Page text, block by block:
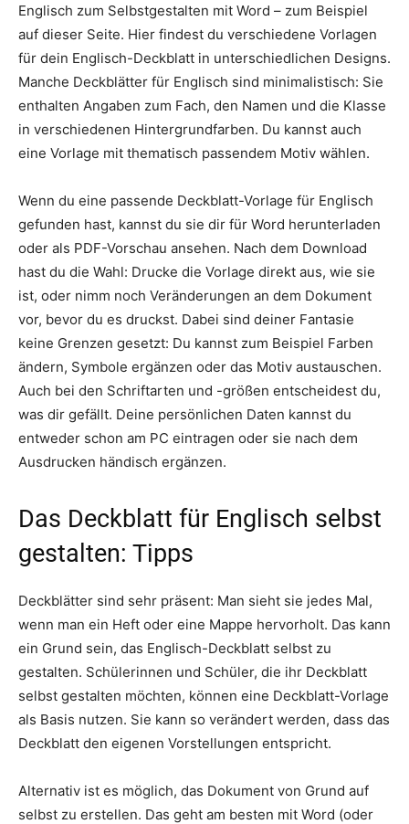
Englisch zum Selbstgestalten mit Word – zum Beispiel
auf dieser Seite. Hier findest du verschiedene Vorlagen
für dein Englisch-Deckblatt in unterschiedlichen Designs.
Manche Deckblätter für Englisch sind minimalistisch: Sie
enthalten Angaben zum Fach, den Namen und die Klasse
in verschiedenen Hintergrundfarben. Du kannst auch
eine Vorlage mit thematisch passendem Motiv wählen.
Wenn du eine passende Deckblatt-Vorlage für Englisch
gefunden hast, kannst du sie dir für Word herunterladen
oder als PDF-Vorschau ansehen. Nach dem Download
hast du die Wahl: Drucke die Vorlage direkt aus, wie sie
ist, oder nimm noch Veränderungen an dem Dokument
vor, bevor du es druckst. Dabei sind deiner Fantasie
keine Grenzen gesetzt: Du kannst zum Beispiel Farben
ändern, Symbole ergänzen oder das Motiv austauschen.
Auch bei den Schriftarten und -größen entscheidest du,
was dir gefällt. Deine persönlichen Daten kannst du
entweder schon am PC eintragen oder sie nach dem
Ausdrucken händisch ergänzen.
Das Deckblatt für Englisch selbst
gestalten: Tipps
Deckblätter sind sehr präsent: Man sieht sie jedes Mal,
wenn man ein Heft oder eine Mappe hervorholt. Das kann
ein Grund sein, das Englisch-Deckblatt selbst zu
gestalten. Schülerinnen und Schüler, die ihr Deckblatt
selbst gestalten möchten, können eine Deckblatt-Vorlage
als Basis nutzen. Sie kann so verändert werden, dass das
Deckblatt den eigenen Vorstellungen entspricht.
Alternativ ist es möglich, das Dokument von Grund auf
selbst zu erstellen. Das geht am besten mit Word (oder